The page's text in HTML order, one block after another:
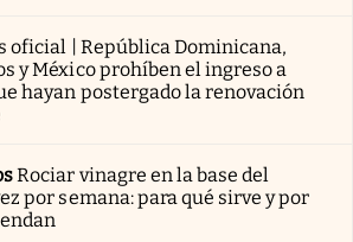
oficial | República Dominicana,
y México prohíben el ingreso a
hayan postergado la renovación
Rociar vinagre en la base del
por semana: para qué sirve y por